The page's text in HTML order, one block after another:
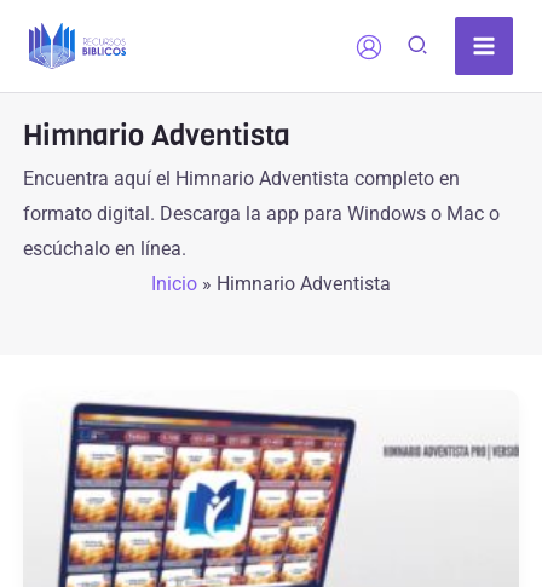
Himnario Adventista
Encuentra aquí el Himnario Adventista completo en
formato digital. Descarga la app para Windows o Mac o
escúchalo en línea.
Inicio » Himnario Adventista